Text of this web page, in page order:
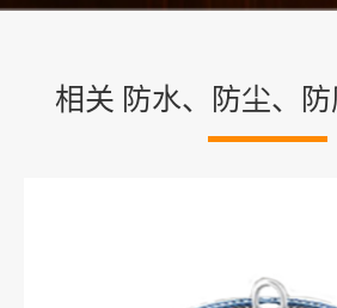
相关 防水、防尘、